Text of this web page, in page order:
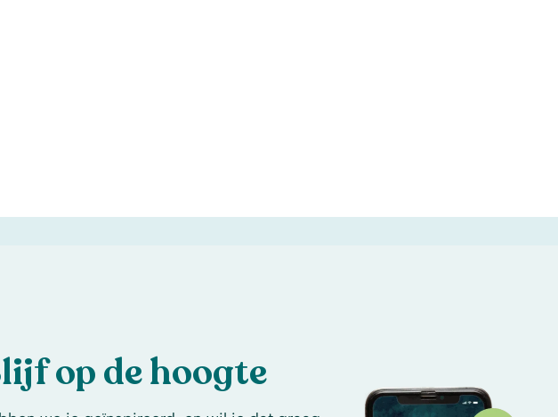
op de hoogte